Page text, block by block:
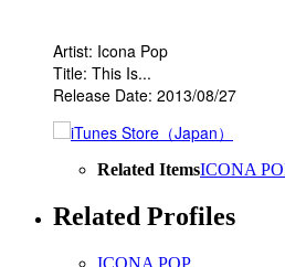
Artist: Icona Pop
Title: This Is...
Release Date: 2013/08/27
Related ItemsICONA
Related Profiles
ICONA POP